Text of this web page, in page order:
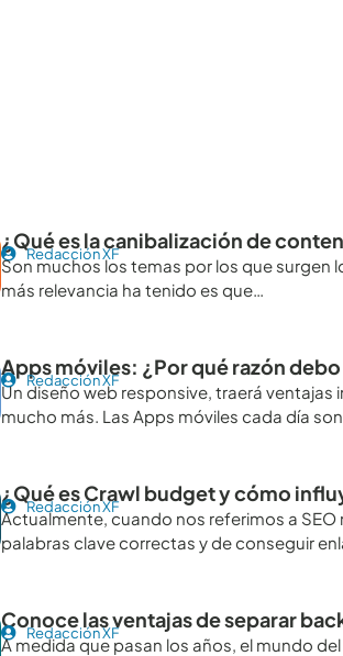
¿Qué es la canibalización de
Redacción XF
Son muchos los temas por los que surgen
más relevancia ha tenido es que…
Apps móviles: ¿Por qué razón
Redacción XF
Un diseño web responsive, traerá
mucho más. Las Apps móviles cada día son…
¿Qué es Crawl budget y cómo
Redacción XF
Actualmente, cuando nos referimos a
palabras clave correctas y de conseguir
Conoce las ventajas de separar
Redacción XF
A medida que pasan los años, el mundo